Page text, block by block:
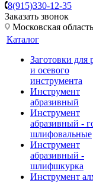
8(915)330-12-35
Заказать звонок
Московская
Каталог
Заготовки для
и осевого
инструмента
Инструмент
абразивный
Инструмент
абразивный -
шлифовальные
Инструмент
абразивный -
шлифшкурка
Инструмент